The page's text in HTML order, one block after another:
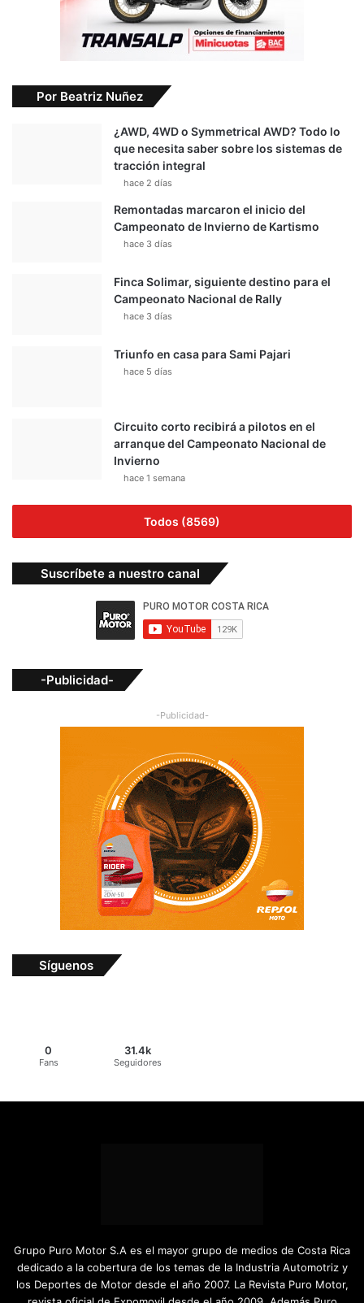
Por Beatriz Nuñez
¿AWD, 4WD o Symmetrical AWD? Todo lo
que necesita saber sobre los sistemas de
tracción integral
hace 2 días
Remontadas marcaron el inicio del
Campeonato de Invierno de Kartismo
hace 3 días
Finca Solimar, siguiente destino para el
Campeonato Nacional de Rally
hace 3 días
Triunfo en casa para Sami Pajari
hace 5 días
Circuito corto recibirá a pilotos en el
arranque del Campeonato Nacional de
Invierno
hace 1 semana
Todos (8569)
Suscríbete a nuestro canal
-Publicidad-
-Publicidad-
Síguenos
0
Fans
31.4k
Seguidores
Grupo Puro Motor S.A es el mayor grupo de medios de Costa Rica
dedicado a la cobertura de los temas de la Industria Automotriz y
los Deportes de Motor desde el año 2007. La Revista Puro Motor,